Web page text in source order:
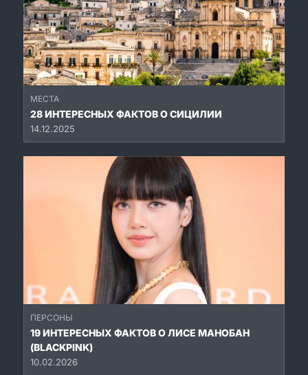
МЕСТА
28 ИНТЕРЕСНЫХ ФАКТОВ О СИЦИЛИИ
14.12.2025
ПЕРСОНЫ
19 ИНТЕРЕСНЫХ ФАКТОВ О ЛИСЕ МАНОБАН
(BLACKPINK)
10.02.2026